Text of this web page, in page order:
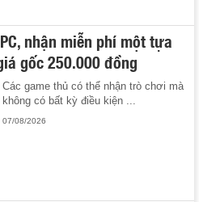
nhận miễn phí một tựa
gốc 250.000 đồng
Các game thủ có thể nhận trò chơi mà
không có bất kỳ điều kiện ...
07/08/2026